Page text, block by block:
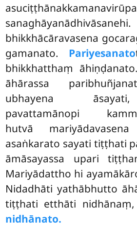
bhikkhācāravasena
gamanato. Pariyesanato
bhikkhatthaṃ āhiṇḍanato.
āhārassa
ubhayena
pavattamānopi
hutvā mariyādavasena
asaṅkarato sayati tiṭṭhati
āmāsayassa upari
Mariyādattho hi
Nidadhāti yathābhutto
tiṭṭhati etthāti
nidhānato.